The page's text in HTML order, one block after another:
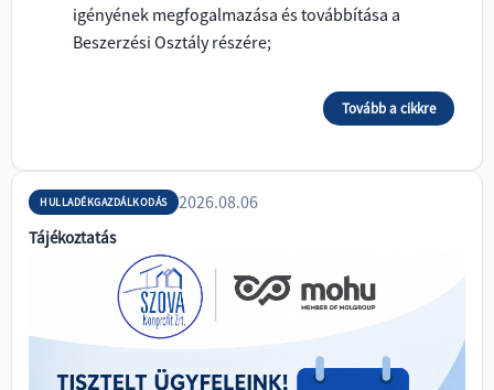
igényének megfogalmazása és továbbítása a
Beszerzési Osztály részére;
Tovább a cikkre
HULLADÉKGAZDÁLKODÁS 2026.08.06
Tájékoztatás